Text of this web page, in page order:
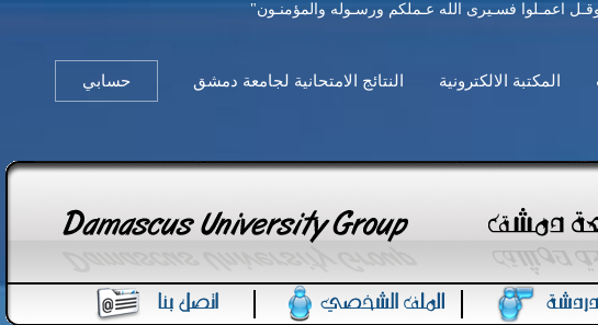
المكتبة الالكترونية النتائج الامتحانية لجامعة دمشق حسابي